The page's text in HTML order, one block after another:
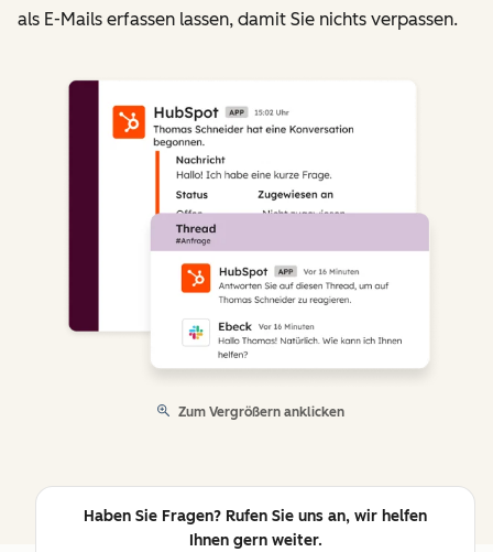
als E-Mails erfassen lassen, damit Sie nichts verpassen.
Zum Vergrößern anklicken
Haben Sie Fragen? Rufen Sie uns an, wir helfen
Ihnen gern weiter.